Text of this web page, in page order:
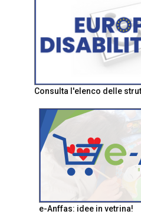
Consulta l'elenco delle
e-Anffas: idee in vetrina!